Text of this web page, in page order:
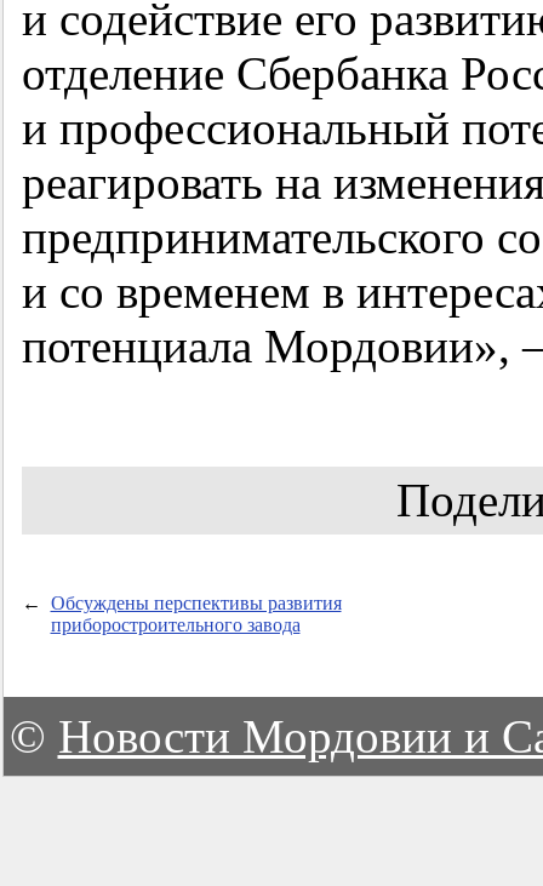
и содействие его
отделение Сбербанка
и профессиональный
реагировать на
предпринимательского
и со временем в
потенциала Мордовии»,
←
Обсуждены перспективы развития
приборостроительного завода
© Новости Мордовии и